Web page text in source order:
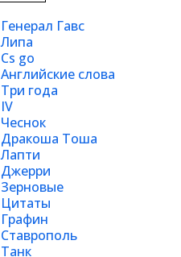
Генерал Гавс
Липа
Cs go
Английские слова
Три года
IV
Чеснок
Дракоша Тоша
Лапти
Джерри
Зерновые
Цитаты
Графин
Ставрополь
Танк